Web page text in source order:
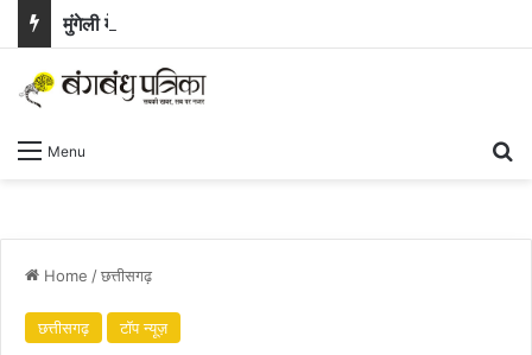
Menu
Home /छत्तीसगढ़
छत्तीसगढ़ टॉप न्यूज़